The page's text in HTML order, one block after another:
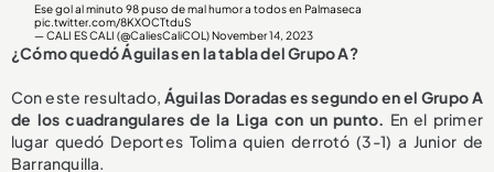
Ese gol al minuto 98 puso de mal humor a todos en Palmaseca
pic.twitter.com/8KXOCTtduS
— CALI ES CALI (@CaliesCaliCOL)November 14, 2023
¿Cómo quedó Águilas en la tabla del Grupo A?
Con este resultado, Águilas Doradas es segundo en el Grupo A
de los cuadrangulares de la Liga con un punto. En el primer
lugar quedó Deportes Tolima quien derrotó (3-1) a Junior de
Barranquilla.